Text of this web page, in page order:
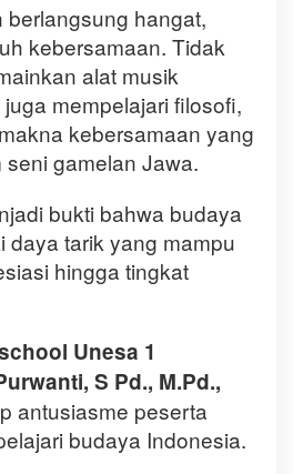
hangat,
kebersamaan. Tidak
alat musik
mempelajari filosofi,
kebersamaan yang
gamelan Jawa.
bukti bahwa budaya
daya tarik yang mampu
hingga tingkat
Unesa 1
S Pd., M.Pd.,
antusiasme peserta
budaya Indonesia.